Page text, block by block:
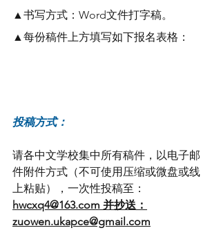
▲书写方式：Word文件打字稿。
▲每份稿件上方填写如下报名表格：
投稿方式：
请各中文学校集中所有稿件，以电子邮
件附件方式（不可使用压缩或微盘或线
上粘贴），一次性投稿至：
hwcxq4@163.com 并抄送：
zuowen.ukapce@gmail.com